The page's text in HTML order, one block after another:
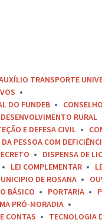
TRANSPORTE
DO FUNDEB
RURAL
E DEFESA CIVIL
PESSOA COM
DISPENSA DE
LEI COMPLEMENTAR
DE ROSANA
BÁSICO PORTARIA
PRÓ-MORADIA
CONTAS
TECNOLOGIA